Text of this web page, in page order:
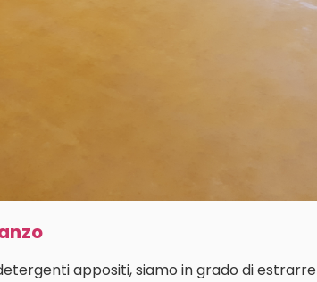
appositi, siamo in grado di estrarre